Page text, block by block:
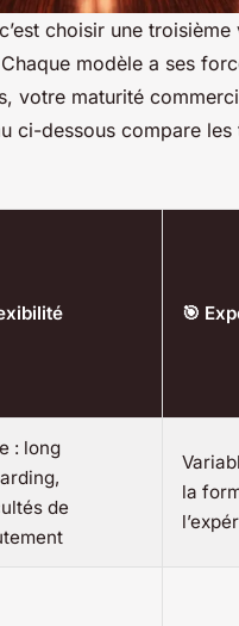
choisir une
modèle a ses
votre maturité
ci-dessous compare
🎯
: long
de
la